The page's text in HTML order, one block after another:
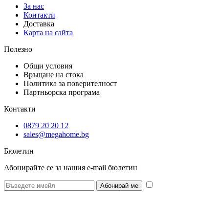
За нас
Контакти
Доставка
Карта на сайта
Полезно
Общи условия
Връщане на стока
Политика за поверителност
Партньорска програма
Контакти
0879 20 20 12
sales@megahome.bg
Бюлетин
Абонирайте се за нашия e-mail бюлетин